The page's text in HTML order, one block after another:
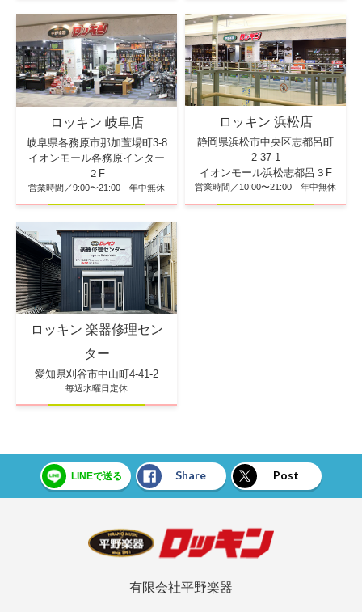
ロッキン 岐阜店
岐阜県各務原市那加萱場町3-8
イオンモール各務原インター
２F
営業時間／9:00〜21:00 年中無休
ロッキン 浜松店
静岡県浜松市中央区志都呂町
2-37-1
イオンモール浜松志都呂３F
営業時間／10:00〜21:00 年中無休
ロッキン 楽器修理セン
ター
愛知県刈谷市中山町4-41-2
毎週水曜日定休
LINEで送る Share Post
有限会社平野楽器